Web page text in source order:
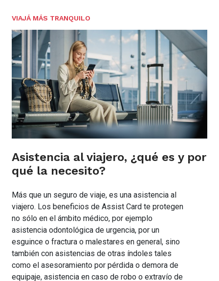
VIAJÁ MÁS TRANQUILO
Asistencia al viajero, ¿qué es y por
qué la necesito?
Más que un seguro de viaje, es una asistencia al
viajero. Los beneficios de Assist Card te protegen
no sólo en el ámbito médico, por ejemplo
asistencia odontológica de urgencia, por un
esguince o fractura o malestares en general, sino
también con asistencias de otras índoles tales
como el asesoramiento por pérdida o demora de
equipaje, asistencia en caso de robo o extravío de